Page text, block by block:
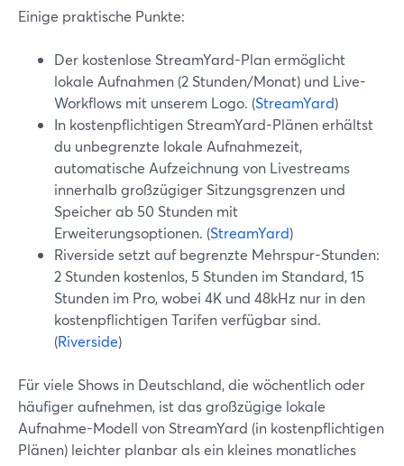
Einige praktische Punkte:
Der kostenlose StreamYard-Plan ermöglicht
lokale Aufnahmen (2 Stunden/Monat) und Live-
Workflows mit unserem Logo. (StreamYard)
In kostenpflichtigen StreamYard-Plänen erhältst
du unbegrenzte lokale Aufnahmezeit,
automatische Aufzeichnung von Livestreams
innerhalb großzügiger Sitzungsgrenzen und
Speicher ab 50 Stunden mit
Erweiterungsoptionen. (StreamYard)
Riverside setzt auf begrenzte Mehrspur-Stunden:
2 Stunden kostenlos, 5 Stunden im Standard, 15
Stunden im Pro, wobei 4K und 48kHz nur in den
kostenpflichtigen Tarifen verfügbar sind.
(Riverside)
Für viele Shows in Deutschland, die wöchentlich oder
häufiger aufnehmen, ist das großzügige lokale
Aufnahme-Modell von StreamYard (in kostenpflichtigen
Plänen) leichter planbar als ein kleines monatliches